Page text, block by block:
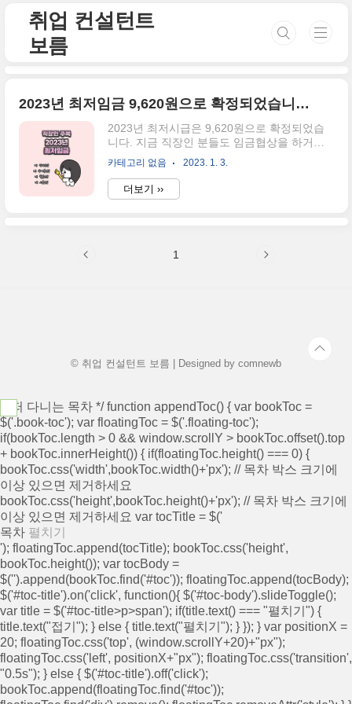
취업 컨설턴트
보름
2023년 최저임금 9,620원으로 확정되었습니다. 우리 월급계산하러 가볼까요?
2023년 최저시급은 9,620원으로 확정되었습
니다. 지금 직장인 분들도 임금협상을 하거나
연봉인상을 기대하고 있으실 텐데요. 최저임금
에 대한 관심이 높으신데요. 우리 월급을 다시
한번 계산하러 가실게요. 최저임금 9,620원을
209시간으로 계산하면 총 2,010,580원이 됩니
209시간이 됩니다. 결국 이 공식으로 계산을
카테고리 없음 2023. 1. 3.
더보기 ››
1
© 취업 컨설턴트 보름 | Designed by comnewb
/* 떠 다니는 목차 */ function appendToc() { var bookToc =
$('.book-toc'); var floatingToc = $('.floating-toc');
if(bookToc.length > 0 && window.scrollY > bookToc.offset().top
+ bookToc.innerHeight()) { if(floatingToc.height() === 0) {
bookToc.css('width',bookToc.width()+'px'); // 목차 박스 크기에
이상 있으면 제거하세요
bookToc.css('height',bookToc.height()+'px'); // 목차 박스 크기에
이상 있으면 제거하세요 var tocTitle = $('
목차 펼치기
'); floatingToc.append(tocTitle); bookToc.css('height',
bookToc.height()); var tocBody =
$('').append(bookToc.find('#toc')); floatingToc.append(tocBody);
$('#toc-title').on('click', function(){ $('#toc-body').slideToggle();
var title = $('#toc-title>p>span'); if(title.text() === "펼치기") {
title.text("접기"); } else { title.text("펼치기"); } }); } var positionX =
20; floatingToc.css('top', (window.scrollY+20)+"px");
floatingToc.css('left', positionX+"px"); floatingToc.css('transition',
"0.5s"); } else { $('#toc-title').off('click');
bookToc.append(floatingToc.find('#toc'));